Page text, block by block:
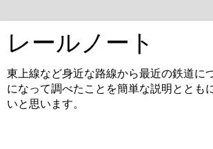
レールノート
東上線など身近な路線から最近の鉄道に
になって調べたことを簡単な説明ととも
いと思います。